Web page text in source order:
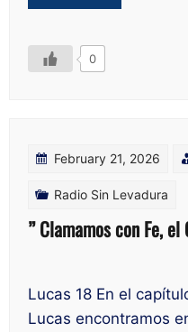
0
February 21, 2026
Radio Sin Levadura
” Clamamos con Fe, el
Lucas 18 En el
Lucas encontramos